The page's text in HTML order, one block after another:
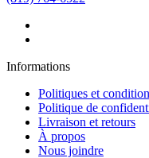
Informations
Politiques et
Politique de
Livraison et retours
À propos
Nous joindre